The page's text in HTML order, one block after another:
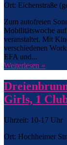
Ort: Eichenstraße
Zum autofreien
Mobilitätswoche
veranstaltet. Mit
verschiedenen
EFA und...
Weiterlesen »
Girls, 1
Uhrzeit: 10-17 Uhr
Ort: Hochheimer